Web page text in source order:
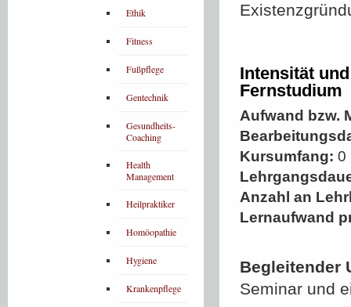
Intensität
Fernstudium
Aufwand bzw.
Kursumfang: 0
Anzahl an
Lernaufwand
Begleitender
Seminar und
Ethik
Fitness
Fußpflege
Gentechnik
Gesundheits-
Coaching
Health
Management
Heilpraktiker
Homöopathie
Hygiene
Krankenpflege